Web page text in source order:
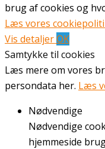
brug af cookies og
Læs vores
Vis detaljerOK
Samtykke til cookies
Læs mere om vores
persondata her. Læs
Nødvendige
Nødvendige
hjemmeside